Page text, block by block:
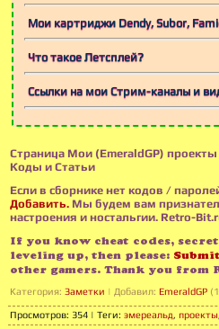
Мои картриджи Dendy, Subor,
Что такое Летсплей?
Ссылки на мои Стрим-каналы и
Страница Мои (EmeraldGP)
Коды и Статьи
Если в сборнике нет кодов /
Добавить. Мы будем вам
настроения и ностальгии. Retro-
If you know cheat codes,
leveling up, then please:
other gamers. Thank you from
Категория: Заметки | Добавил: EmeraldGP
Просмотров: 354 | Теги: эмереальд, проекты